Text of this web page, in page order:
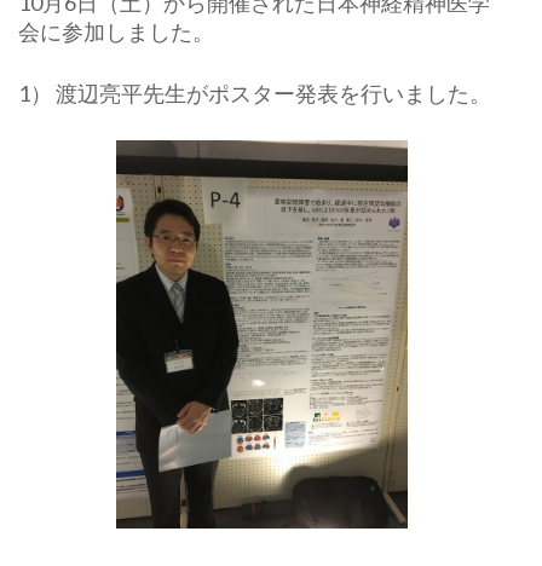
会に参加しました。
1） 渡辺亮平先生がポスター発表を行いました。